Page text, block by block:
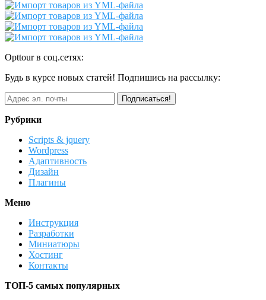
Opttour в соц.сетях:
Будь в курсе новых статей! Подпишись на рассылку:
Рубрики
Scripts & jquery
Wordpress
Адаптивность
Дизайн
Плагины
Меню
Инструкция
Разработки
Миниатюры
Хостинг
Контакты
ТОП-5 самых популярных